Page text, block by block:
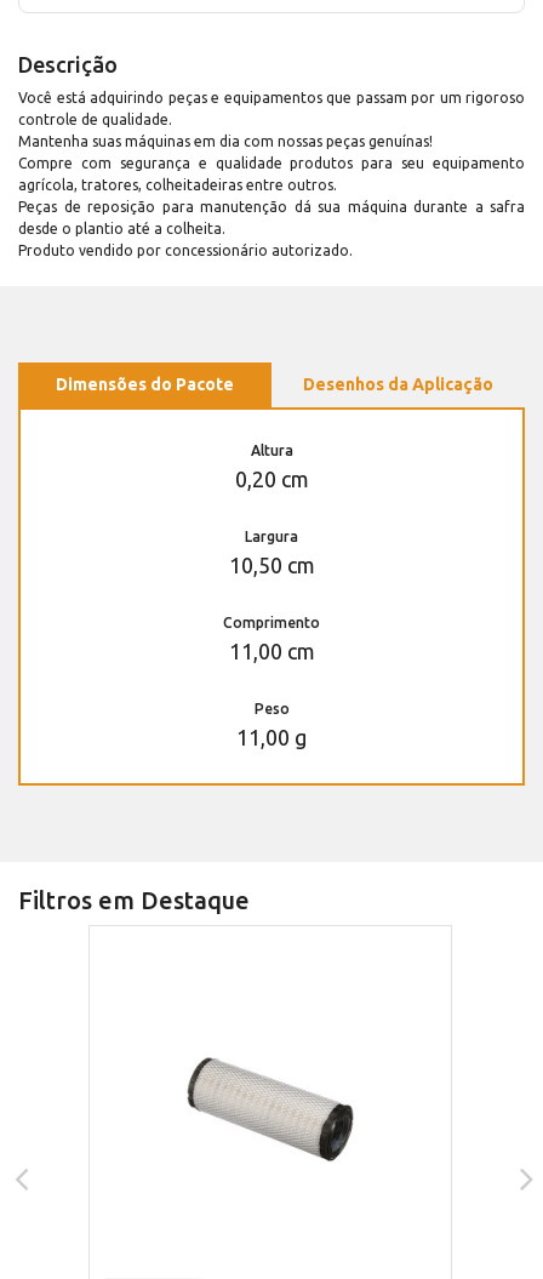
Descrição
Você está adquirindo peças e equipamentos que passam por um rigoroso
controle de qualidade.
Mantenha suas máquinas em dia com nossas peças genuínas!
Compre com segurança e qualidade produtos para seu equipamento
agrícola, tratores, colheitadeiras entre outros.
Peças de reposição para manutenção dá sua máquina durante a safra
desde o plantio até a colheita.
Produto vendido por concessionário autorizado.
Dimensões do Pacote Desenhos da Aplicação
Altura
0,20 cm
Largura
10,50 cm
Comprimento
11,00 cm
Peso
11,00 g
Filtros em Destaque